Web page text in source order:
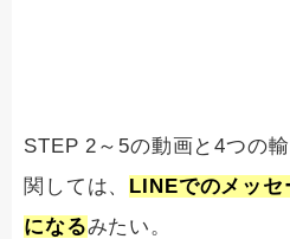
STEP 2～5の動画と4つの
関しては、 LINEでのメッ
になるみたい。